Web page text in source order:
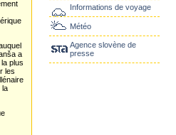
Informations de voyage
Météo
Agence slovène de
presse
a
plus
les
la